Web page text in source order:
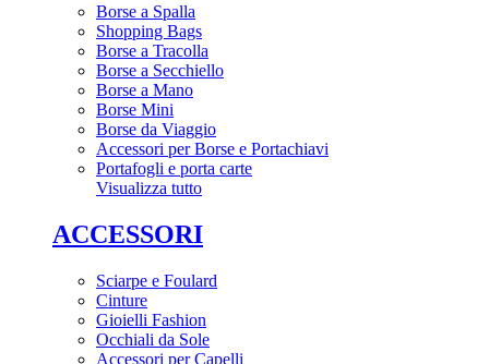
Borse a Spalla
Shopping Bags
Borse a Tracolla
Borse a Secchiello
Borse a Mano
Borse Mini
Borse da Viaggio
Accessori per Borse e Portachiavi
Portafogli e porta carte
Visualizza tutto
ACCESSORI
Sciarpe e Foulard
Cinture
Gioielli Fashion
Occhiali da Sole
Accessori per Capelli